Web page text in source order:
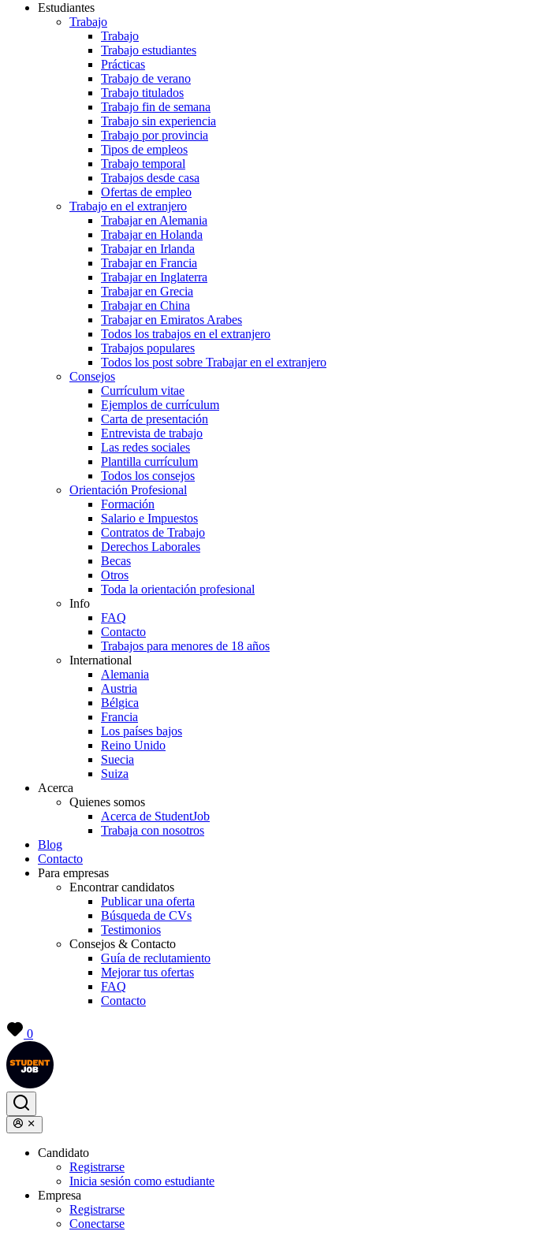
Estudiantes
Trabajo
Trabajo
Trabajo estudiantes
Prácticas
Trabajo de verano
Trabajo titulados
Trabajo fin de semana
Trabajo sin experiencia
Trabajo por provincia
Tipos de empleos
Trabajo temporal
Trabajos desde casa
Ofertas de empleo
Trabajo en el extranjero
Trabajar en Alemania
Trabajar en Holanda
Trabajar en Irlanda
Trabajar en Francia
Trabajar en Inglaterra
Trabajar en Grecia
Trabajar en China
Trabajar en Emiratos Arabes
Todos los trabajos en el extranjero
Trabajos populares
Todos los post sobre Trabajar en el extranjero
Consejos
Currículum vitae
Ejemplos de currículum
Carta de presentación
Entrevista de trabajo
Las redes sociales
Plantilla currículum
Todos los consejos
Orientación Profesional
Formación
Salario e Impuestos
Contratos de Trabajo
Derechos Laborales
Becas
Otros
Toda la orientación profesional
Info
FAQ
Contacto
Trabajos para menores de 18 años
International
Alemania
Austria
Bélgica
Francia
Los países bajos
Reino Unido
Suecia
Suiza
Acerca
Quienes somos
Acerca de StudentJob
Trabaja con nosotros
Blog
Contacto
Para empresas
Encontrar candidatos
Publicar una oferta
Búsqueda de CVs
Testimonios
Consejos & Contacto
Guía de reclutamiento
Mejorar tus ofertas
FAQ
Contacto
0
Candidato
Registrarse
Inicia sesión como estudiante
Empresa
Registrarse
Conectarse